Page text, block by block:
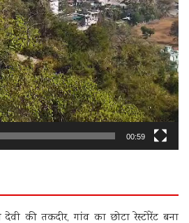
00:59
देवी की तकदीर, गांव का छोटा रेस्टोरेंट बना